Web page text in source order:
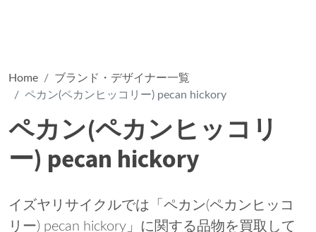
Home
ブランド・デザイナー一覧
ペカン(ペカンヒッコリー) pecan hickory
ペカン(ペカンヒッコリ
ー) pecan hickory
イズヤリサイクルでは「ペカン(ペカンヒッコ
リー) pecan hickory」に関する品物を買取して